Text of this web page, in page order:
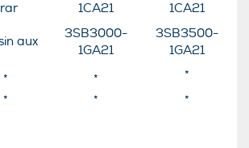
1CA21
1CA21
aux
3SB3000-
1GA21
3SB3500-
1GA21
*
*
*
*
* *